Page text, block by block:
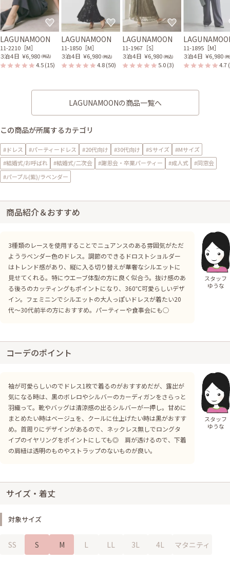
LAGUNAMOON
11-2210［M］
３泊４日 ￥6,980 (税込)
4.5(15)
LAGUNAMOON
11-1850［M］
３泊４日 ￥6,980 (税込)
4.8(50)
LAGUNAMOON
11-1967［S］
３泊４日 ￥6,980 (税込)
5.0(3)
11-1895［M］
３泊４日 ￥6,980 (
4.7
LAGUNAMOONの商品一覧へ
この商品が所属するカテゴリ
#ドレス #パーティードレス #20代向け #30代向け #Sサイズ
#Mサイズ
#結婚式/お呼ばれ
#結婚式/二次会 #謝恩会・卒業パーティー #成人式
#同窓会
#パープル(紫)/ラベンダー
商品紹介＆おすすめ
3種類のレースを使用することでニュアンスのある雰囲気がただ
ようラベンダー色のドレス。調節のできるドロストショルダー
はトレンド感があり、縦に入る切り替えが華奢なシルエットに
見せてくれる。特にウエーブ体型の方に良く似合う。抜け感のあ
る後ろのカッティングもポイントになり、360℃可愛らしいデザ
イン。フェミニンでシルエットの大人っぽいドレスが着たい20
代〜30代前半の方におすすめ。パーティーや食事会にも◯
スタッフ
ゆうな
コーデのポイント
袖が可愛らしいのでドレス1枚で着るのがおすすめだが、露出が
気になる時は、黒のボレロやシルバーのカーディガンをさらっと
羽織って。靴やバッグは清涼感の出るシルバーが一押し。甘めに
まとめたい時はベージュを、クールに仕上げたい時は黒がおすす
め。首周りにデザインがあるので、ネックレス無しでロングタ
イプのイヤリングをポイントにしても◎ 肩が透けるので、下着
の肩紐は透明のものやストラップのないものが良い。
スタッフ
ゆうな
サイズ・着丈
対象サイズ
SS S M L LL 3L 4L マタニティ